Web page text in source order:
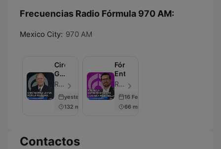
Frecuencias Radio Fórmula 970 AM:
Mexico City: 970 AM
Ciro
Gómez
Leyva
la
Mañana
Radio Fórmula - Episodio 2698
yesterday
132 min
Fórmula
Entretenimiento
Radio Fórmula - Episodio 27
16 Feb 2024
66 min
Contactos